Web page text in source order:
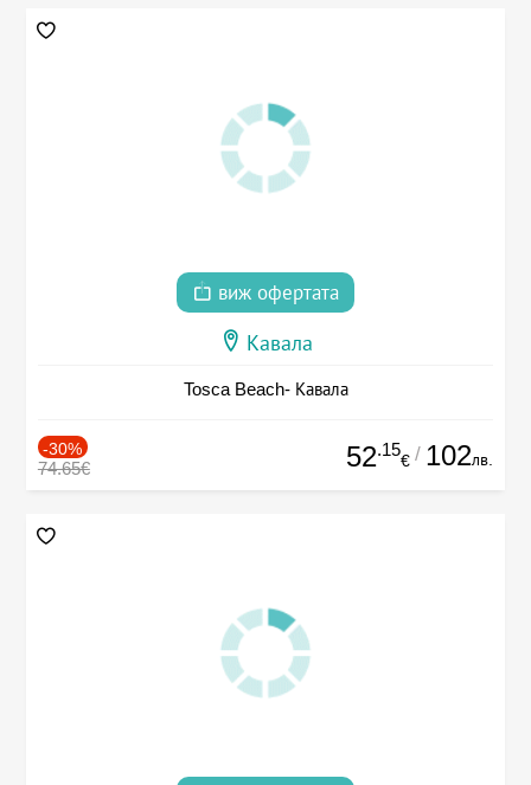
виж офертата
Кавала
Tosca Beach- Кавала
-30%
74.65€ 52.15
€ / 102лв.